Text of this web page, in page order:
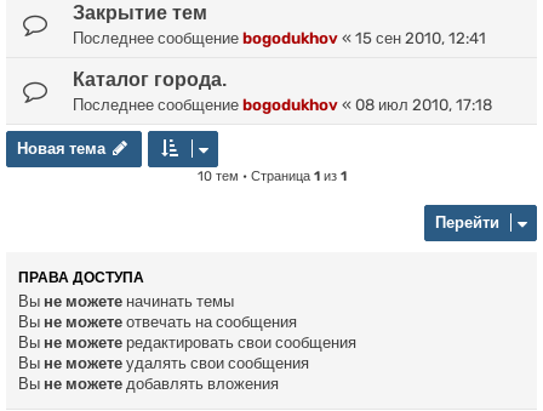
Закрытие тем
Последнее сообщение bogodukhov « 15 сен 2010, 12:41
Каталог города.
Последнее сообщение bogodukhov « 08 июл 2010, 17:18
Новая тема
Новая тема
10 тем • Страница 1из 1
Перейти
ПРАВА ДОСТУПА
Вы не можете начинать темы
Вы не можете отвечать на сообщения
Вы не можете редактировать свои сообщения
Вы не можете удалять свои сообщения
Вы не можете добавлять вложения